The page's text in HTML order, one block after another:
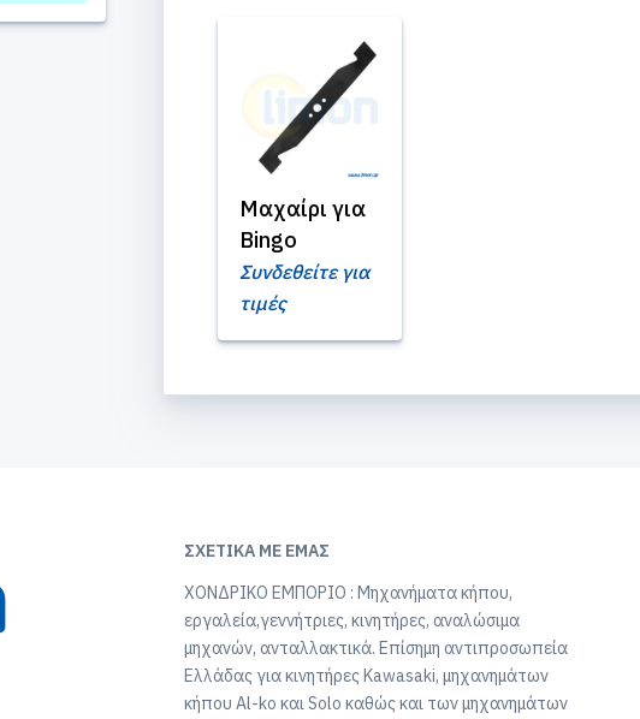
Μαχαίρι για
Bingo
Συνδεθείτε για
τιμές
ΣΧΕΤΙΚΆ ΜΕ ΕΜΆΣ
ΧΟΝΔΡΙΚΟ ΕΜΠΟΡΙΟ : Μηχανήματα κήπου,
εργαλεία,γεννήτριες, κινητήρες, αναλώσιμα
μηχανών, ανταλλακτικά. Επίσημη αντιπροσωπεία
Ελλάδας για κινητήρες Kawasaki, μηχανημάτων
κήπου Al-ko και Solo καθώς και των μηχανημάτων